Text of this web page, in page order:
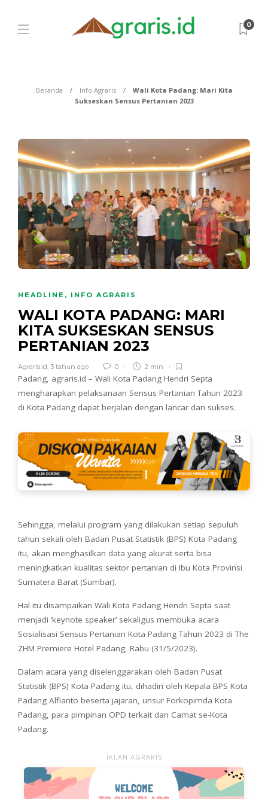
0
Beranda Info Agraris
Wali Kota Padang: Mari Kita
Sukseskan Sensus Pertanian 2023
HEADLINE , INFO AGRARIS
WALI KOTA PADANG: MARI
KITA SUKSESKAN SENSUS
PERTANIAN 2023
Agraris.id, 3 tahun ago 0 2 min
Padang, agraris.id – Wali Kota Padang Hendri Septa
mengharapkan pelaksanaan Sensus Pertanian Tahun 2023
di Kota Padang dapat berjalan dengan lancar dan sukses.
Sehingga, melalui program yang dilakukan setiap sepuluh
tahun sekali oleh Badan Pusat Statistik (BPS) Kota Padang
itu, akan menghasilkan data yang akurat serta bisa
meningkatkan kualitas sektor pertanian di Ibu Kota Provinsi
Sumatera Barat (Sumbar).
Hal itu disampaikan Wali Kota Padang Hendri Septa saat
menjadi ‘keynote speaker’ sekaligus membuka acara
Sosialisasi Sensus Pertanian Kota Padang Tahun 2023 di The
ZHM Premiere Hotel Padang, Rabu (31/5/2023).
Dalam acara yang diselenggarakan oleh Badan Pusat
Statistik (BPS) Kota Padang itu, dihadiri oleh Kepala BPS Kota
Padang Alfianto beserta jajaran, unsur Forkopimda Kota
Padang, para pimpinan OPD terkait dan Camat se-Kota
Padang.
IKLAN AGRARIS